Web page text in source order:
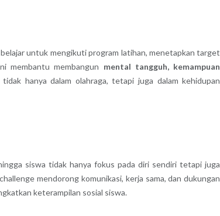
untuk mengikuti program latihan, menetapkan target
membantu membangun mental tangguh, kemampuan
hanya dalam olahraga, tetapi juga dalam kehidupan
siswa tidak hanya fokus pada diri sendiri tetapi juga
mendorong komunikasi, kerja sama, dan dukungan
keterampilan sosial siswa.